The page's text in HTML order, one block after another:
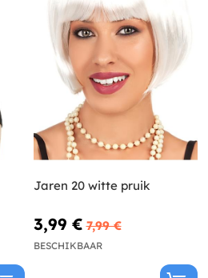
Jaren 20 witte pruik
3,99 € 7,99 €
BESCHIKBAAR